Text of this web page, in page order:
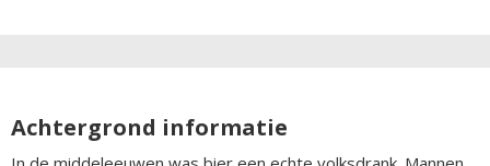
Achtergrond informatie